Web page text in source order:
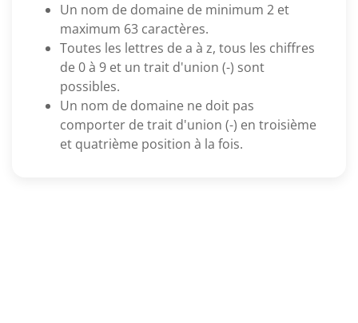
Un nom de domaine de minimum 2 et
maximum 63 caractères.
Toutes les lettres de a à z, tous les chiffres
de 0 à 9 et un trait d'union (-) sont
possibles.
Un nom de domaine ne doit pas
comporter de trait d'union (-) en troisième
et quatrième position à la fois.